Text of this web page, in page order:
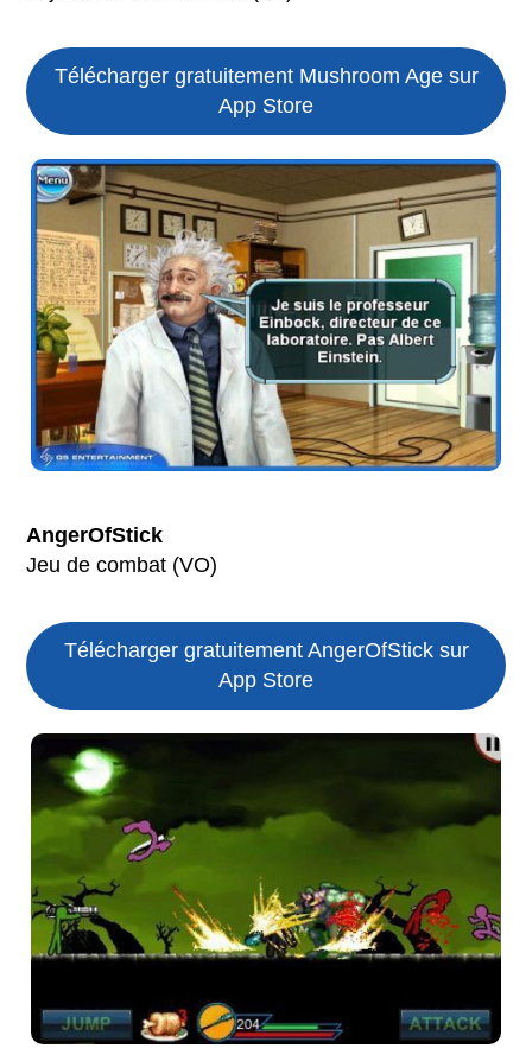
Télécharger gratuitement Mushroom Age sur
App Store
AngerOfStick
Jeu de combat (VO)
Télécharger gratuitement AngerOfStick sur
App Store